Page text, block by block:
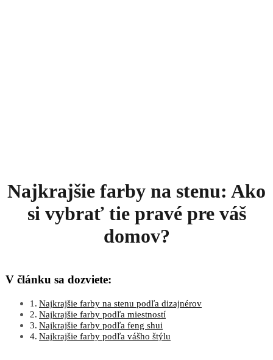
Najkrajšie farby na stenu: Ako
si vybrať tie pravé pre váš
domov?
V článku sa dozviete:
Najkrajšie farby na stenu podľa dizajnérov
Najkrajšie farby podľa miestností
Najkrajšie farby podľa feng shui
Najkrajšie farby podľa vášho štýlu